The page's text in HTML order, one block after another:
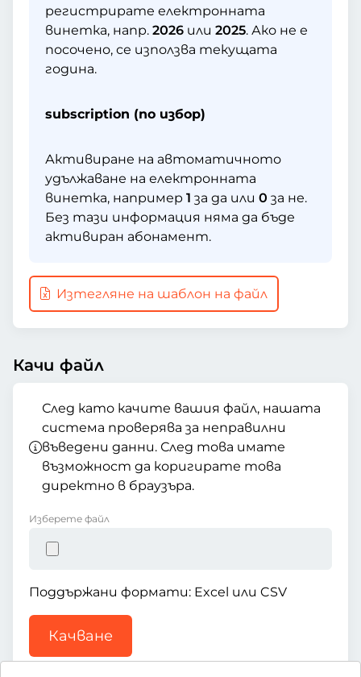
регистрирате електронната
винетка, напр. 2026 или 2025. Ако не е
посочено, се използва текущата
година.
subscription (по избор)
Активиране на автоматичното
удължаване на електронната
винетка, например 1 за да или 0 за не.
Без тази информация няма да бъде
активиран абонамент.
Изтегляне на шаблон на файл
Качи файл
След като качите вашия файл, нашата
система проверява за неправилни
въведени данни. След това имате
възможност да коригирате това
директно в браузъра.
Изберете файл
Поддържани формати: Excel или CSV
Качване